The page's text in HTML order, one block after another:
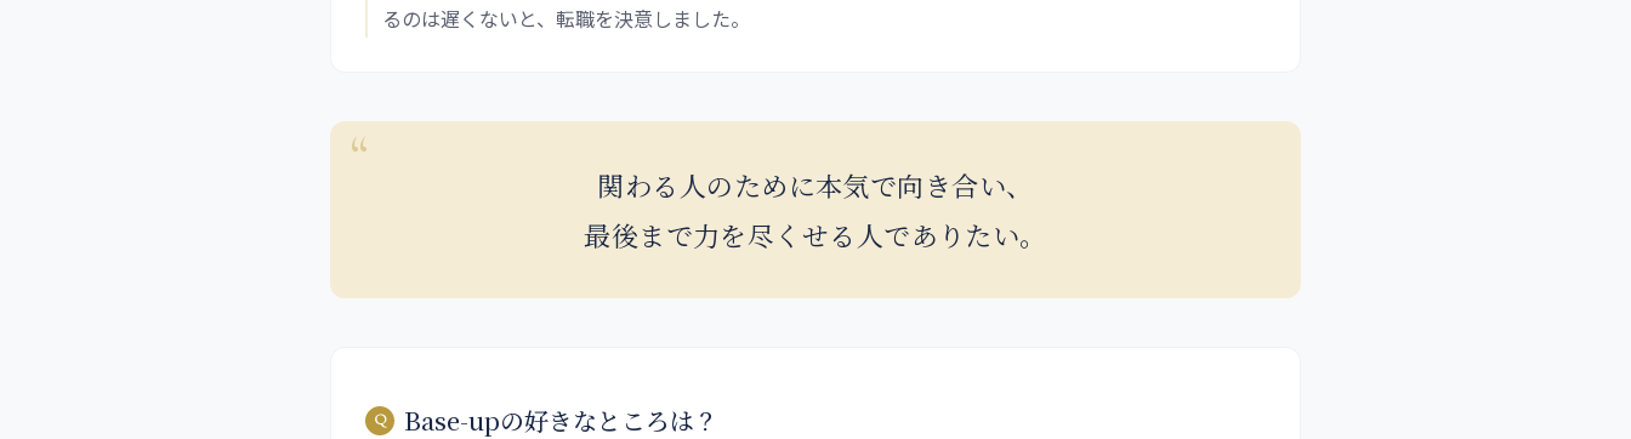
るのは遅くないと、転職を決意しました。
関わる人のために本気で向き合い、
最後まで力を尽くせる人でありたい。
Base-upの好きなところは？